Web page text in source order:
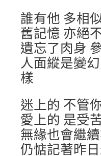
誰有他 多相
舊記憶 亦絕
遺忘了肉身
人面縱是變
樣
迷上的 不管
愛上的 是受
無緣也會繼
仍惦記著昨